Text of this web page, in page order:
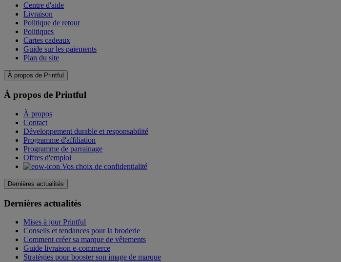
Centre d'aide
Livraison
Politique de retour
Politiques
Cartes cadeaux
Guide sur les paiements
Plan du site
À propos de Printful
À propos de Printful
À propos
Contact
Développement durable et responsabilité
Programme d'affiliation
Programme de parrainage
Offres d'emploi
Vos choix de confidentialité
Dernières actualités
Dernières actualités
Mises à jour Printful
Conseils et tendances pour la broderie
Comment créer sa marque de vêtements
Guide livraison e-commerce
Stratégies pour booster son image de marque